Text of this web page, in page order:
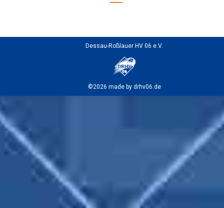
Dessau-Roßlauer HV 06 e.V.
©2026 made by drhv06.de